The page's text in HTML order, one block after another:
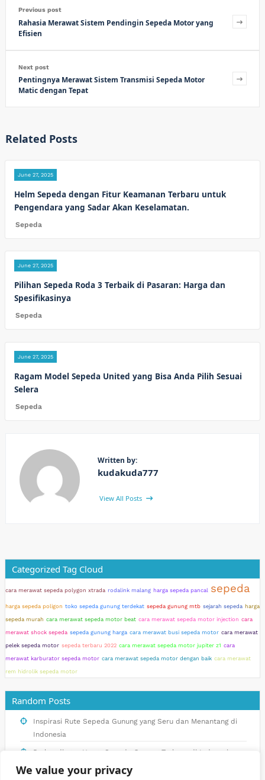
We value your privacy
Previous post
Rahasia Merawat Sistem Pendingin Sepeda Motor yang
Efisien
Next post
Pentingnya Merawat Sistem Transmisi Sepeda Motor
Matic dengan Tepat
Related Posts
June 27, 2025
Helm Sepeda dengan Fitur Keamanan Terbaru untuk
Pengendara yang Sadar Akan Keselamatan.
Sepeda
June 27, 2025
Pilihan Sepeda Roda 3 Terbaik di Pasaran: Harga dan
Spesifikasinya
Sepeda
June 27, 2025
Ragam Model Sepeda United yang Bisa Anda Pilih Sesuai
Selera
Sepeda
Written by:
kudakuda777
View All Posts
Categorized Tag Cloud
cara merawat sepeda polygon xtrada rodalink malang harga sepeda pancal sepeda
harga sepeda poligon toko sepeda gunung terdekat sepeda gunung mtb sejarah sepeda harga
sepeda murah cara merawat sepeda motor beat cara merawat sepeda motor injection cara
merawat shock sepeda sepeda gunung harga cara merawat busi sepeda motor cara merawat
pelek sepeda motor sepeda terbaru 2022 cara merawat sepeda motor jupiter z1 cara
merawat karburator sepeda motor cara merawat sepeda motor dengan baik cara merawat
rem hidrolik sepeda motor
Random Posts
Inspirasi Rute Sepeda Gunung yang Seru dan Menantang di
Indonesia
Perbandingan Harga Sepeda Gunung Terbaru di Indonesia
Cara Memilih Sepeda Gunung Murah yang Berkualitas